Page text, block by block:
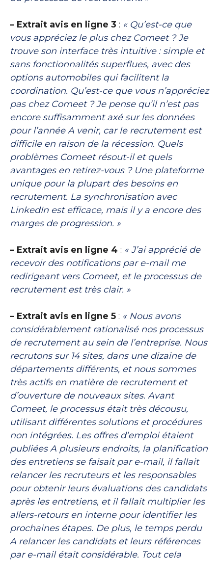
– Extrait avis en ligne 3 : « Qu’est-ce que
vous appréciez le plus chez Comeet ? Je
trouve son interface très intuitive : simple et
sans fonctionnalités superflues, avec des
options automobiles qui facilitent la
coordination. Qu’est-ce que vous n’appréciez
pas chez Comeet ? Je pense qu’il n’est pas
encore suffisamment axé sur les données
pour l’année A venir, car le recrutement est
difficile en raison de la récession. Quels
problèmes Comeet résout-il et quels
avantages en retirez-vous ? Une plateforme
unique pour la plupart des besoins en
recrutement. La synchronisation avec
LinkedIn est efficace, mais il y a encore des
marges de progression. »
– Extrait avis en ligne 4 : « J’ai apprécié de
recevoir des notifications par e-mail me
redirigeant vers Comeet, et le processus de
recrutement est très clair. »
– Extrait avis en ligne 5 : « Nous avons
considérablement rationalisé nos processus
de recrutement au sein de l’entreprise. Nous
recrutons sur 14 sites, dans une dizaine de
départements différents, et nous sommes
très actifs en matière de recrutement et
d’ouverture de nouveaux sites. Avant
Comeet, le processus était très décousu,
utilisant différentes solutions et procédures
non intégrées. Les offres d’emploi étaient
publiées A plusieurs endroits, la planification
des entretiens se faisait par e-mail, il fallait
relancer les recruteurs et les responsables
pour obtenir leurs évaluations des candidats
après les entretiens, et il fallait multiplier les
allers-retours en interne pour identifier les
prochaines étapes. De plus, le temps perdu
A relancer les candidats et leurs références
par e-mail était considérable. Tout cela